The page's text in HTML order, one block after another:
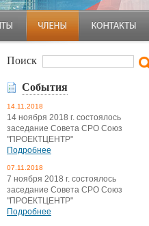
Поиск
События
14.11.2018
14 ноября 2018 г. состоялось
заседание Совета СРО Союз
"ПРОЕКТЦЕНТР"
Подробнее
07.11.2018
7 ноября 2018 г. состоялось
заседание Совета СРО Союз
"ПРОЕКТЦЕНТР"
Подробнее